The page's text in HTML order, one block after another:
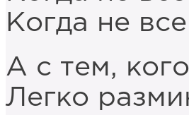
Когда не
А с тем,
Легко